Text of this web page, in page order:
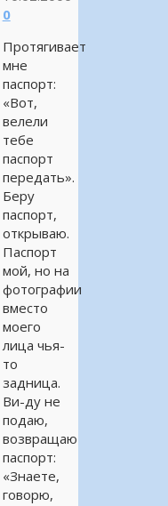
0
Протягивает
мне
паспорт:
«Вот,
велели
тебе
паспорт
передать».
Беру
паспорт,
открываю.
Паспорт
мой, но на
фотографии
вместо
моего
лица чья-
то
задница.
Ви-ду не
подаю,
возвращаю
паспорт:
«Знаете,
говорю,